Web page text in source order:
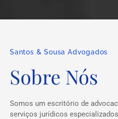
Santos & Sousa Advogados
Sobre Nós
Somos um escritório de
serviços jurídicos